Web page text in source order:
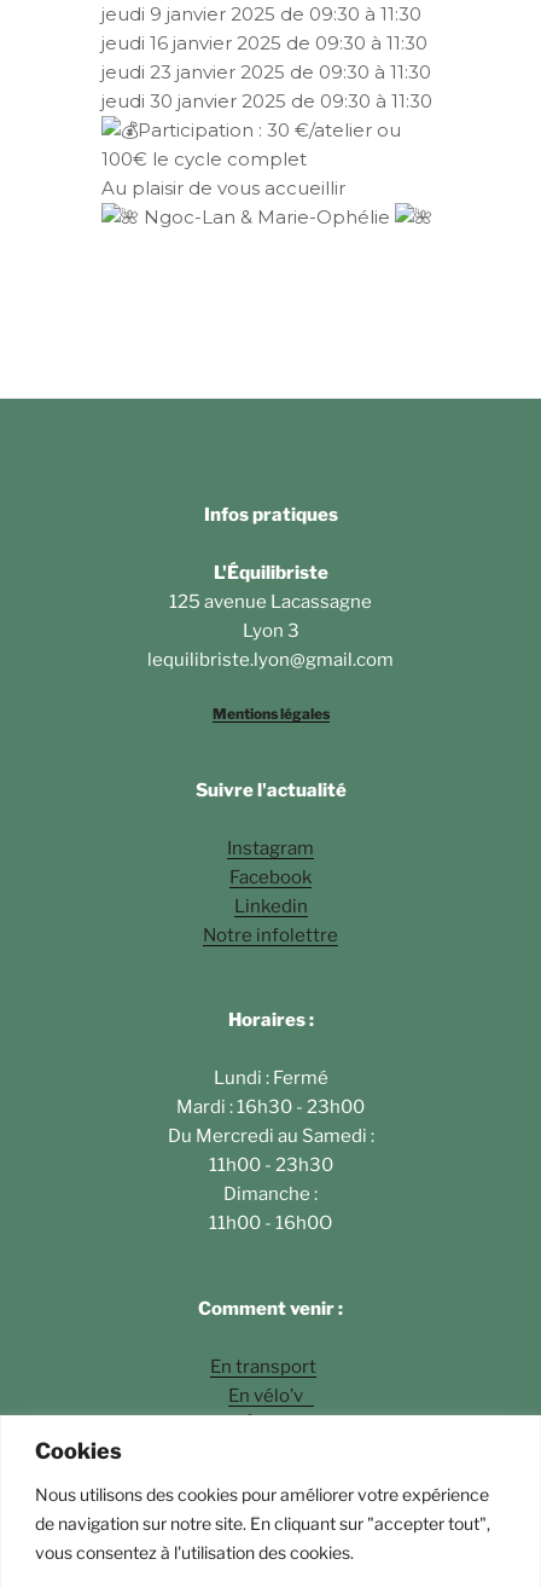
Cookies
Nous utilisons des cookies pour améliorer votre expérience
de navigation sur notre site. En cliquant sur "accepter tout",
vous consentez à l'utilisation des cookies.
jeudi 9 janvier 2025 de 09:30 à 11:30
jeudi 16 janvier 2025 de 09:30 à 11:30
jeudi 23 janvier 2025 de 09:30 à 11:30
jeudi 30 janvier 2025 de 09:30 à 11:30
Participation : 30 €/atelier ou
100€ le cycle complet
Au plaisir de vous accueillir
Ngoc-Lan & Marie-Ophélie
Infos pratiques
L'Équilibriste
125 avenue Lacassagne
Lyon 3
lequilibriste.lyon@gmail.com
Mentions légales
Suivre l'actualité
Instagram
Facebook
Linkedin
Notre infolettre
Horaires :
Lundi : Fermé
Mardi : 16h30 - 23h00
Du Mercredi au Samedi :
11h00 - 23h30
Dimanche :
11h00 - 16h0O
Comment venir :
En transport
En vélo’v
Photos ©Fossette Andrey Langlois